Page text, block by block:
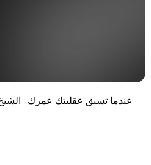
عندما تسبق عقليتك عمرك |